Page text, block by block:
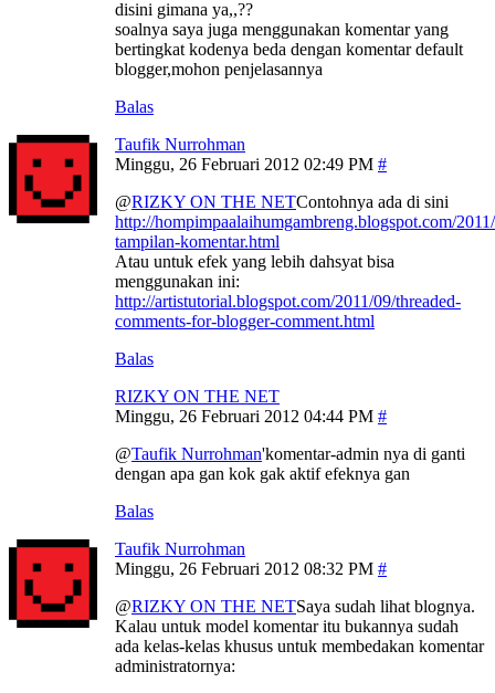
disini gimana ya,,??
soalnya saya juga menggunakan komentar yang
bertingkat kodenya beda dengan komentar default
blogger,mohon penjelasannya
Balas
Taufik Nurrohman
Minggu, 26 Februari 2012 02:49 PM
@RIZKY ON THE NETContohnya ada di sini
http://hompimpaalaihumgambreng.blogspot.com/
tampilan-komentar.html
Atau untuk efek yang lebih dahsyat bisa
menggunakan ini:
http://artistutorial.blogspot.com/2011/09/threaded-
comments-for-blogger-comment.html
Balas
RIZKY ON THE NET
Minggu, 26 Februari 2012 04:44 PM
@Taufik Nurrohman'komentar-admin nya di ganti
dengan apa gan kok gak aktif efeknya gan
Balas
Taufik Nurrohman
Minggu, 26 Februari 2012 08:32 PM
@RIZKY ON THE NETSaya sudah lihat blognya.
Kalau untuk model komentar itu bukannya sudah
ada kelas-kelas khusus untuk membedakan komentar
administratornya: